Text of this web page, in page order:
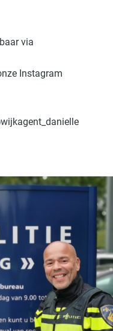
via
Instagram